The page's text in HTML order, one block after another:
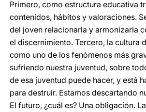
Primero, como estructura educativa
contenidos, hábitos y valoraciones.
del joven relacionarla y armonizarla
el discernimiento. Tercero, la cultura
como uno de los fenómenos más
sufriendo nuestra juventud, sobre
de esa juventud puede hacer, y está
para destruir. Estamos descartando
El futuro, ¿cuál es? Una obligación. La